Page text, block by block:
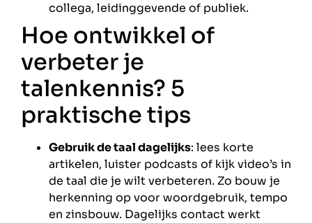
collega, leidinggevende of publiek.
Hoe ontwikkel of
verbeter je
talenkennis? 5
praktische tips
Gebruik de taal dagelijks: lees korte
artikelen, luister podcasts of kijk video’s in
de taal die je wilt verbeteren. Zo bouw je
herkenning op voor woordgebruik, tempo
en zinsbouw. Dagelijks contact werkt